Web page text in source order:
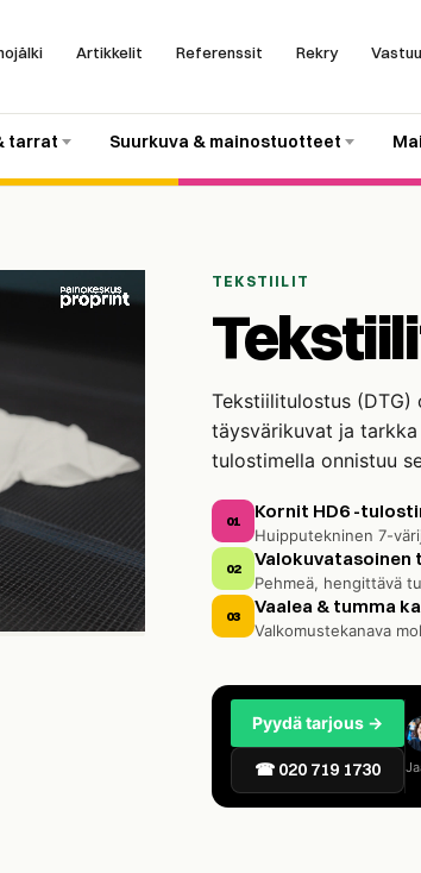
Artikkelit Referenssit Rekry
tarrat Suurkuva & mainostuotteet
TEKSTIILIT
Tekstiilitulostus
täysvärikuvat ja
tulostimella onnistuu
01 Kornit HD6 -
Huipputekninen 7-
02 Valokuvatasoinen
Pehmeä, hengittävä
03 Vaalea & tumma
Valkomustekanava
Pyydä tarjous →
☎ 020 719 1730